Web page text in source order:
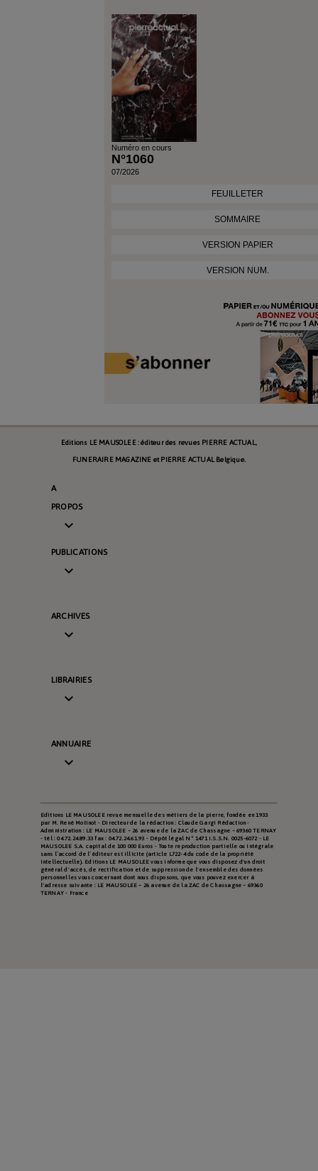
Numéro en cours
N°1060
07/2026
FEUILLETER
SOMMAIRE
VERSION PAPIER
VERSION NUM.
Editions LE MAUSOLEE : éditeur des revues PIERRE ACTUAL,
FUNERAIRE MAGAZINE et PIERRE ACTUAL Belgique.
A
PROPOS

PUBLICATIONS

ARCHIVES

LIBRAIRIES

ANNUAIRE

Editions LE MAUSOLEE revue mensuelle des métiers de la pierre, fondée en 1933
par M. René Motinot - Directeur de la rédaction : Claude Gargi Rédaction -
Administration : LE MAUSOLEE – 26 avenue de la ZAC de Chassagne – 69360 TERNAY
- tél : 04.72.24.89.33 fax : 04.72.24.61.93 - Dépôt légal N° 1471 I.S.S.N. 0025-6072 - LE
MAUSOLEE S.A. capital de 100 000 Euros - Toute reproduction partielle ou intégrale
sans l’accord de l’éditeur est illicite (article L722-4 du code de la propriété
intellectuelle). Editions LE MAUSOLEE vous informe que vous disposez d'un droit
général d'accès, de rectification et de suppression de l'ensemble des données
personnelles vous concernant dont nous disposons, que vous pouvez exercer à
l'adresse suivante : LE MAUSOLEE – 26 avenue de la ZAC de Chassagne – 69360
TERNAY - France